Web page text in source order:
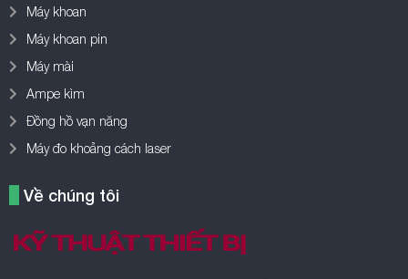
Máy khoan
Máy khoan pin
Máy mài
Ampe kìm
Đồng hồ vạn năng
Máy đo khoảng cách laser
Về chúng tôi